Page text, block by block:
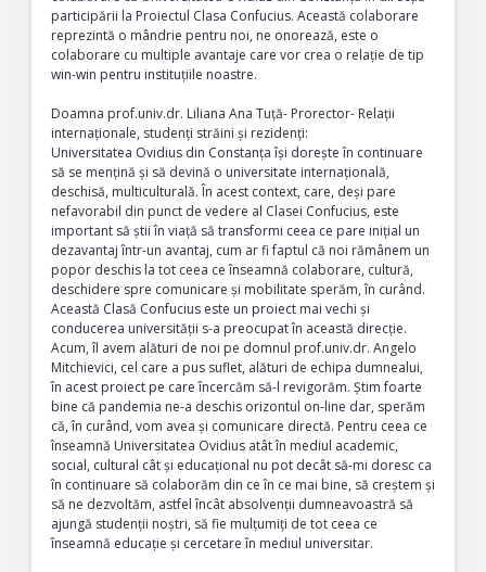
participării la Proiectul Clasa Confucius. Această colaborare
reprezintă o mândrie pentru noi, ne onorează, este o
colaborare cu multiple avantaje care vor crea o relație de tip
win-win pentru instituțiile noastre.
Doamna prof.univ.dr. Liliana Ana Tuță- Prorector- Relații
internaționale, studenți străini și rezidenți:
Universitatea Ovidius din Constanța își dorește în continuare
să se mențină și să devină o universitate internațională,
deschisă, multiculturală. În acest context, care, deși pare
nefavorabil din punct de vedere al Clasei Confucius, este
important să știi în viață să transformi ceea ce pare inițial un
dezavantaj într-un avantaj, cum ar fi faptul că noi rămânem un
popor deschis la tot ceea ce înseamnă colaborare, cultură,
deschidere spre comunicare și mobilitate sperăm, în curând.
Această Clasă Confucius este un proiect mai vechi și
conducerea universității s-a preocupat în această direcție.
Acum, îl avem alături de noi pe domnul prof.univ.dr. Angelo
Mitchievici, cel care a pus suflet, alături de echipa dumnealui,
în acest proiect pe care încercăm să-l revigorăm. Știm foarte
bine că pandemia ne-a deschis orizontul on-line dar, sperăm
că, în curând, vom avea și comunicare directă. Pentru ceea ce
înseamnă Universitatea Ovidius atât în mediul academic,
social, cultural cât și educațional nu pot decât să-mi doresc ca
în continuare să colaborăm din ce în ce mai bine, să creștem și
să ne dezvoltăm, astfel încât absolvenții dumneavoastră să
ajungă studenții noștri, să fie mulțumiți de tot ceea ce
înseamnă educație și cercetare în mediul universitar.